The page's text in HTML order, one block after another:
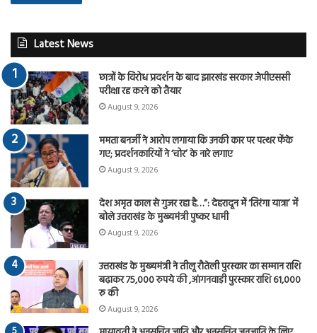
Latest News
छात्रों के विरोध प्रदर्शन के बाद झारखंड सरकार जेपीएससी
परीक्षा रद्द करने को तैयार
August 9, 2026
ममता बनर्जी ने आरोप लगाया कि उनकी कार पर पत्थर फेंके
गए; प्रदर्शनकारियों ने ‘चोर’ के नारे लगाए
August 9, 2026
देश अमृत काल से गुजर रहा है…”: देहरादून में ‘तिरंगा यात्रा’ में
बोले उत्तराखंड के मुख्यमंत्री पुष्कर धामी
August 9, 2026
उत्तराखंड के मुख्यमंत्री ने तीलू रौतेली पुरस्कार का सम्मान राशि
बढ़ाकर 75,000 रुपये की ,आंगनवाड़ी पुरस्कार राशि 61,000
रु की
August 9, 2026